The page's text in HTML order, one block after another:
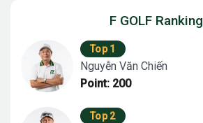
F GOLF Ranking
Top 1
Nguyễn Văn Chiến
Point: 200
Top 2